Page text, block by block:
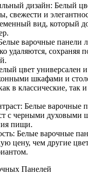
дизайн: Белый
свежести и
вид, который
варочные панели
удаляются, сохраняя
цвет универсален
шкафами и
в классические, так
Белые варочные
с черными духовыми
пищи.
Белые варочные
цену, чем другие
Панелей